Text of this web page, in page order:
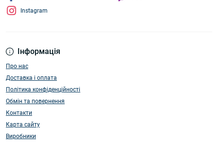
Інформація
Про нас
Доставка і оплата
Політика конфіденційності
Обмін та повернення
Контакти
Карта сайту
Виробники
Instagram